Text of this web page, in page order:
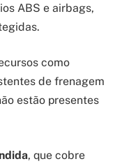
ABS e airbags,
como
de frenagem
estão presentes
, que cobre